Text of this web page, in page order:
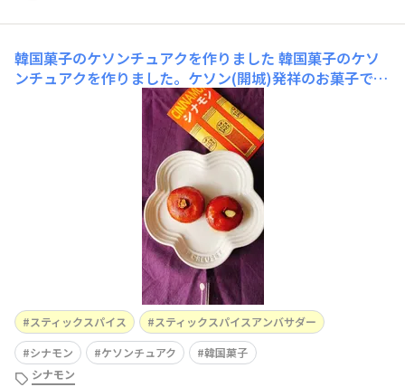
韓国菓子のケソンチュアクを作りました 韓国菓子のケソ
ンチュアクを作りました。ケソン(開城)発祥のお菓子で
す。もち米粉にマッコリが入って丸めたものを揚げて、シ
ナモンや生姜の入ったシロップにつけたお菓子です。シナ
モンと生姜のシロップが油っこいのを感じさせません。初
めて作ったので、何度か作って、綺麗なかたちのお菓子が
作れるようになりたいです
スティックスパイス
スティックスパイスアンバサダー
シナモン
ケソンチュアク
韓国菓子
シナモン